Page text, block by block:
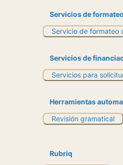
Servicios de formateo
Servicio de formateo
Servicios de
Servicios para
Herramientas
Revisión gramatical
Rubriq